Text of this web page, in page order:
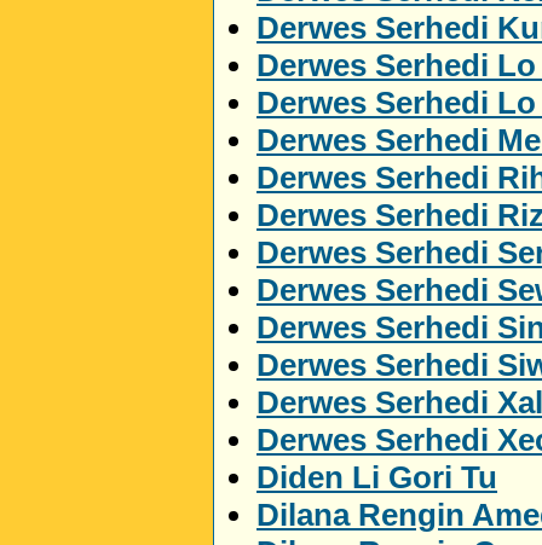
Derwes Serhedi
Derwes Serhedi
Derwes Serhedi
Derwes Serhedi
Derwes Serhedi
Derwes Serhedi
Derwes Serhedi
Derwes Serhedi
Derwes Serhedi
Derwes Serhedi
Derwes Serhedi
Derwes Serhedi
Diden Li Gori Tu
Dilana Rengin